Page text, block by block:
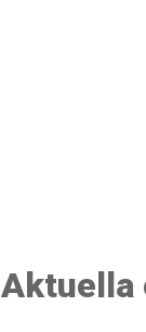
Aktuella